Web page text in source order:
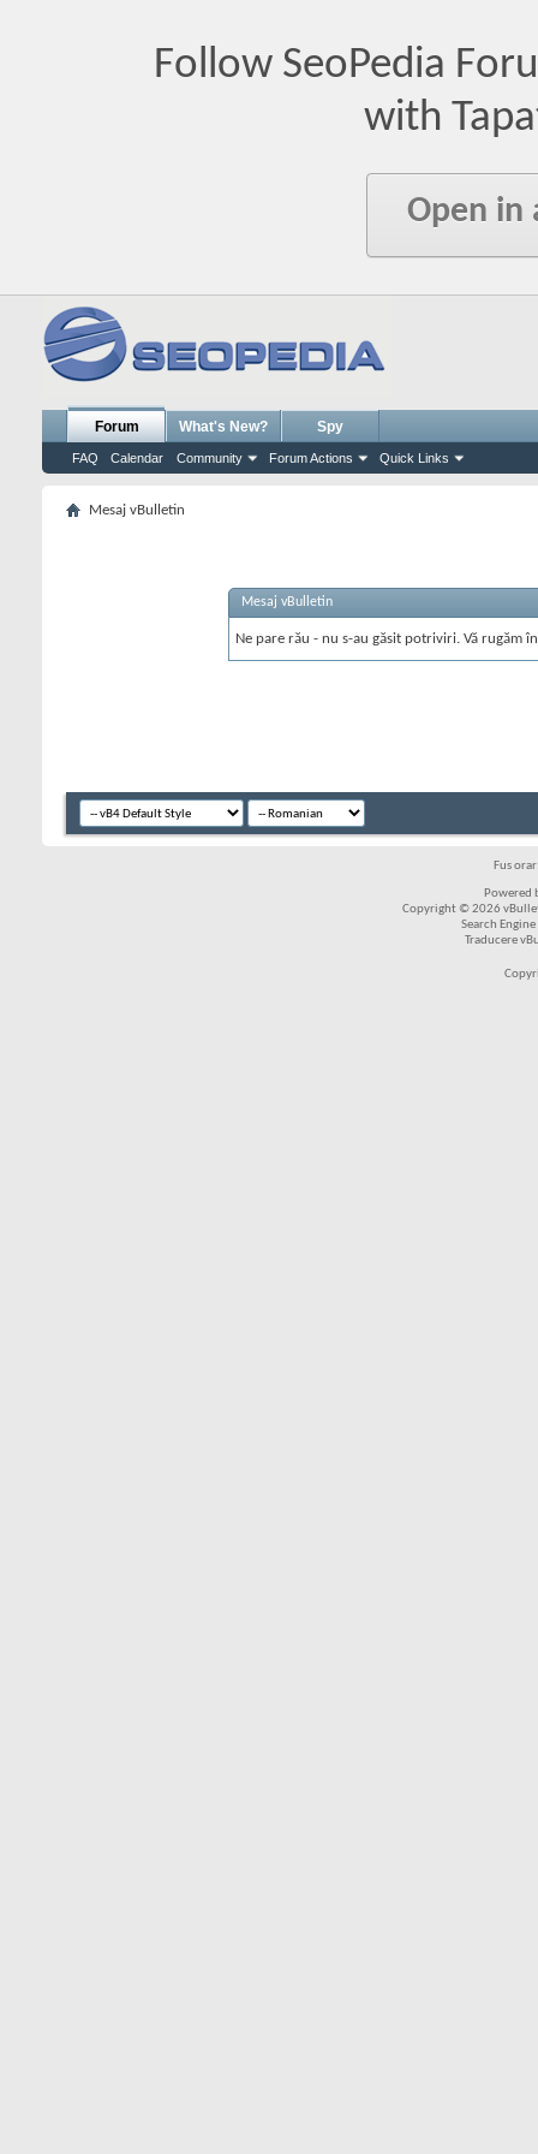
Follow SeoPedia
with
Open in
Forum
FAQ Calendar Community Forum Actions Quick Links
What's New? Spy
Mesaj vBulletin
Mesaj vBulletin
Ne pare rău - nu s-au găsit potriviri. Vă rugăm
Fus
Powered
Copyright © 2026
Search
Traducere